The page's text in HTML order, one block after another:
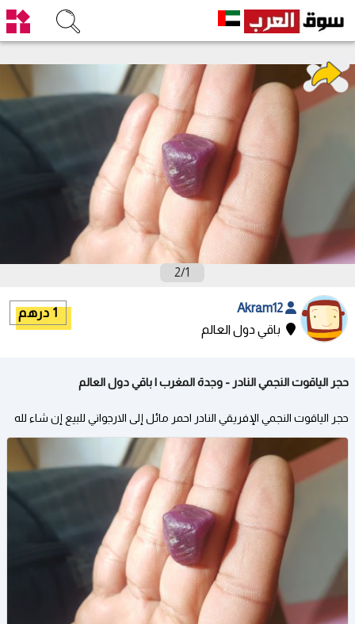
1
/
2
باقي دول العالم
1 درهم
حجر الياقوت النجمي النادر - وجدة المغرب | باقي دول العالم
حجر الياقوت النجمي الإفريقي النادر احمر مائل إلى الارجواني للبيع إن شاء لله